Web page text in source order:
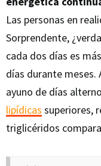
Las personas en
Sorprendente,
cada dos días es
días durante meses.
ayuno de días
lipídicas superiores,
triglicéridos